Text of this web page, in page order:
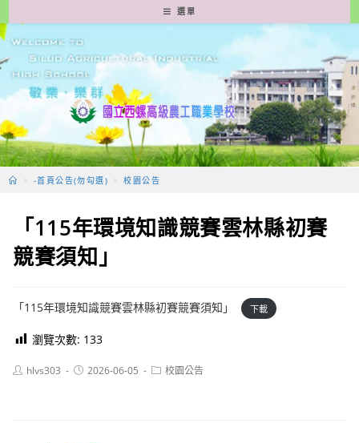
轉
至
要
容
選單
> -首頁公告(勿勾選) > 校園公告
「115年環境知識競賽雲林縣初賽
競賽須知」
「115年環境知識競賽雲林縣初賽競賽須知」 下載
瀏覽次數: 133
Posthlvs303
Post2026-06-05
Post校園公告